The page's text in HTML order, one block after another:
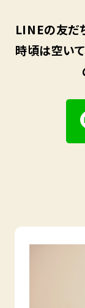
LINEの友だ
時頃は空い